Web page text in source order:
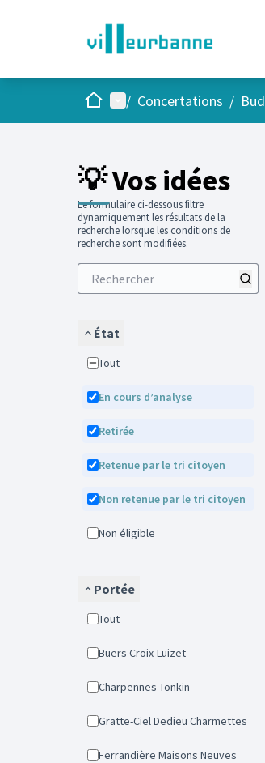
AccueilMenu principal
/ Concertations /
💡 Vos idées
Le formulaire ci-dessous filtre
dynamiquement les résultats de la
recherche lorsque les conditions de
recherche sont modifiées.
État
Tout
En cours d’analyse
Retirée
Retenue par le tri citoyen
Non retenue par le tri citoyen
Non éligible
Portée
Tout
Buers Croix-Luizet
Charpennes Tonkin
Gratte-Ciel Dedieu Charmettes
Ferrandière Maisons Neuves